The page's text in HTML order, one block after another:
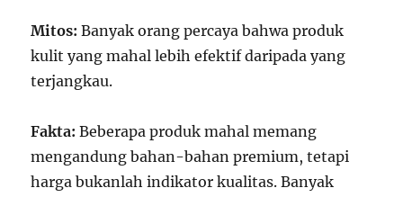
Mitos: Banyak orang percaya bahwa produk
kulit yang mahal lebih efektif daripada yang
terjangkau.
Fakta: Beberapa produk mahal memang
mengandung bahan-bahan premium, tetapi
harga bukanlah indikator kualitas. Banyak